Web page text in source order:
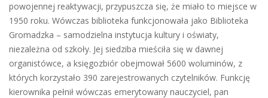
powojennej reaktywacji, przypuszcza się, że miało to miejsce w
1950 roku. Wówczas biblioteka funkcjonowała jako Biblioteka
Gromadzka – samodzielna instytucja kultury i oświaty,
niezależna od szkoły. Jej siedziba mieściła się w dawnej
organistówce, a księgozbiór obejmował 5600 woluminów, z
których korzystało 390 zarejestrowanych czytelników. Funkcję
kierownika pełnił wówczas emerytowany nauczyciel, pan